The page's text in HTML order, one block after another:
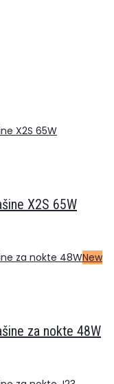
X2S 65W
New
za nokte 48W